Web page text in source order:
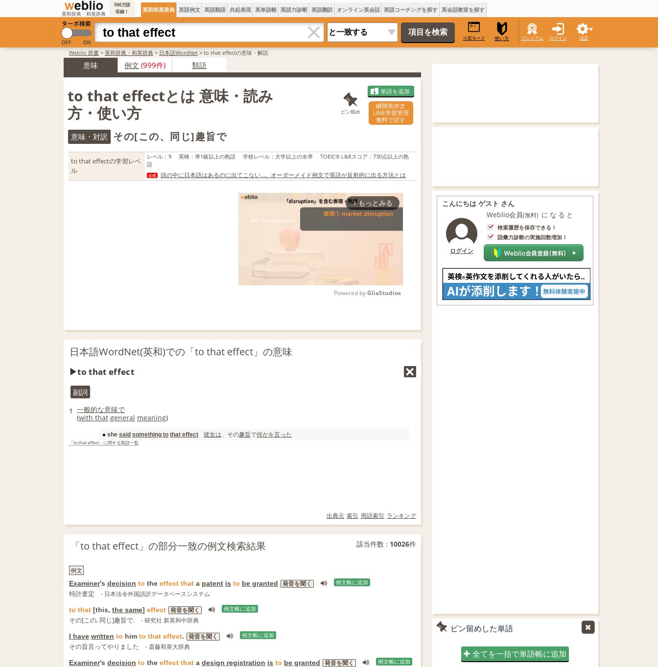
英和辞典・和英辞典
506万語
収録！
英和和英辞典 英語例文 英語類語 共起表現 英単語帳 英語力診断 英語翻訳 オンライン英会話 英語コーチングを探す 英会話教室を探す
小窓モード 使い方 プレミアム ログイン 設定
Weblio 辞書 > 英和辞典・和英辞典 > 日本語WordNet > to that effectの意味・解説
意味 例文 (999件) 類語
to that effectとは 意味・読み
方・使い方
ピン留め
単語を追加
瞬間英作文
LINE学習管理
無料で試す
意味・対訳 その[この、同じ]趣旨で
to that effectの学習レベ
ル
レベル ： 9 英検 ： 準1級以上の熟語 学校レベル ： 大学以上の水準 TOEIC® L&Rスコア ： 730点以上の熟
語
公式 頭の中に日本語はあるのに出てこない…。オーダーメイド例文で英語が反射的に出る方法とは
arrow_forward_ios もっとみる
Powered by GliaStudios
日本語WordNet(英和)での「to that effect」の意味
to that effect
副詞
1 一般的な意味で
(with that general meaning)
she said something to that effect 彼女は、その趣旨で何かを言った
「to that effect」に関する類語一覧
出典元 索引 用語索引 ランキング
「to that effect」の部分一致の例文検索結果 該当件数 : 10026件
例文
Examiner's decision to the effect that a patent is to be granted 発音を聞く 例文帳に追加
特許査定 - 日本法令外国語訳データベースシステム
to that [this, the same] effect 発音を聞く 例文帳に追加
その[この, 同じ]趣旨で. - 研究社 新英和中辞典
I have written to him to that effect. 発音を聞く 例文帳に追加
その旨言ってやりました - 斎藤和英大辞典
Examiner's decision to the effect that a design registration is to be granted 発音を聞く 例文帳に追加
こんにちは ゲスト さん
ログイン
Weblio会員(無料) になると
検索履歴を保存できる！
語彙力診断の実施回数増加！
ピン留めした単語
全てを一括で単語帳に追加